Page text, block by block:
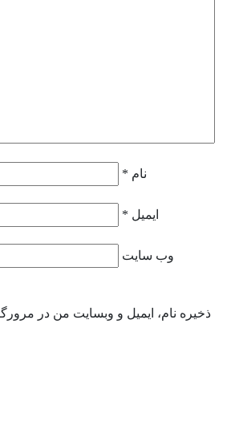
نام*
ایمیل*
وب‌ سایت
ذخیره نام، ایمیل و وبسایت من در مرورگر